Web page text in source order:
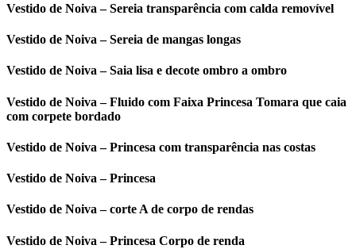
Vestido de Noiva – Sereia transparência com calda removível
Vestido de Noiva – Sereia de mangas longas
Vestido de Noiva – Saia lisa e decote ombro a ombro
Vestido de Noiva – Fluido com Faixa Princesa Tomara que caia
com corpete bordado
Vestido de Noiva – Princesa com transparência nas costas
Vestido de Noiva – Princesa
Vestido de Noiva – corte A de corpo de rendas
Vestido de Noiva – Princesa Corpo de renda